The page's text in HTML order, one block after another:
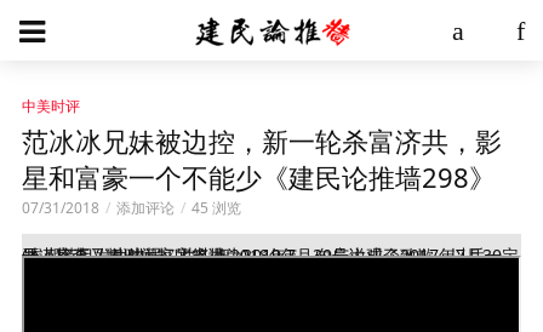
中美时评
范冰冰兄妹被边控，新一轮杀富济共，影
星和富豪一个不能少《建民论推墙298》
07/31/2018 添加评论 45 浏览
(本期节目发生错误，片头把2018年7月30号说成了2017年7月30号，字幕又把时间打字笔误为2019年，向广大观众致歉。以后一定严谨检查，谢谢大家的支持。)